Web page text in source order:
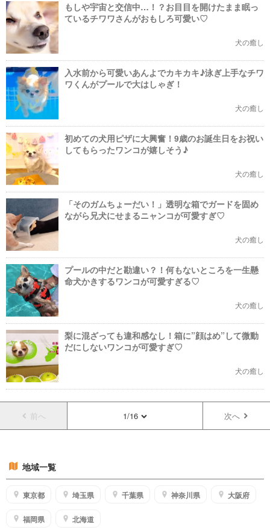
もしや宇宙と交信中…！？お目目を開けたまま眠っ
ているチワワさんがおもしろ可愛い♡
犬の癒し
入水前から可愛いあんよでカキカキ♪泳ぎ上手なチワ
ワくんがプールで大はしゃぎ！
犬の癒し
初めての犬用ピザに大興奮！9歳のお誕生日をお祝い
してもらったワンコが嬉しそう♪
犬の癒し
「そのガムちょーだい！」透明な箱でガードを固め
ながら兄犬にせまるニャンコが可愛すぎ♡
犬の癒し
プールの中だと勘違い？！何もないところを一生懸
命犬かきするワンコが可愛すぎる♡
犬の癒し
梨に混ざっても違和感なし！箱に”顔はめ”して微動
だにしないワンコが可愛すぎ♡
犬の癒し
前へ 1/16 次へ
地域一覧
東京都 埼玉県 千葉県 神奈川県 大阪府
福岡県 北海道